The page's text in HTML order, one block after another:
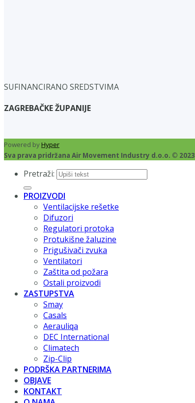
SUFINANCIRANO SREDSTVIMA
ZAGREBAČKE ŽUPANIJE
Powered byHyper
Sva prava pridržana Air Movement Industry d.o.o. © 2023
Pretraži:
PROIZVODI
Ventilacijske rešetke
Difuzori
Regulatori protoka
Protukišne žaluzine
Prigušivači zvuka
Ventilatori
Zaštita od požara
Ostali proizvodi
ZASTUPSTVA
Smay
Casals
Aerauliqa
DEC International
Climatech
Zip-Clip
PODRŠKA PARTNERIMA
OBJAVE
KONTAKT